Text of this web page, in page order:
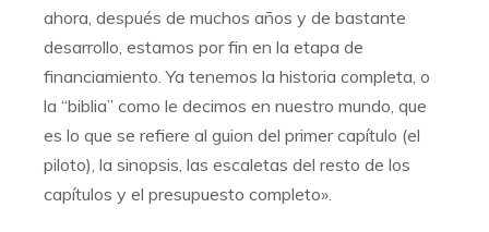
ahora, después de muchos años y de bastante
desarrollo, estamos por fin en la etapa de
financiamiento. Ya tenemos la historia completa, o
la “biblia” como le decimos en nuestro mundo, que
es lo que se refiere al guion del primer capítulo (el
piloto), la sinopsis, las escaletas del resto de los
capítulos y el presupuesto completo».